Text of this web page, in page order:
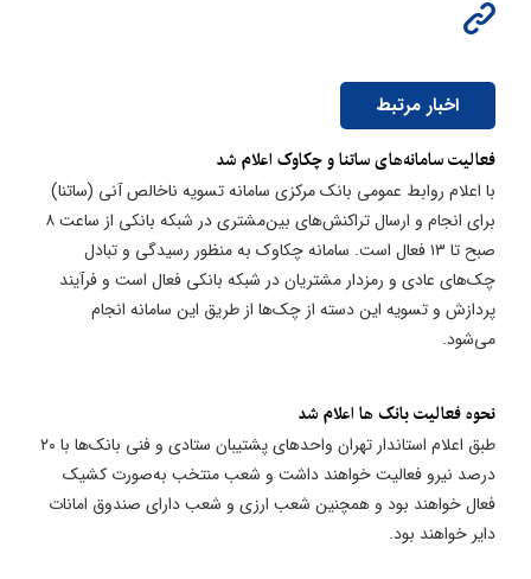
اخبار مرتبط
​فعالیت سامانه‌های ساتنا و چکاوک اعلام شد
با اعلام روابط عمومی بانک مرکزی سامانه تسویه ناخالص آنی (ساتنا)
برای انجام و ارسال تراکنش‌های بین‌مشتری در شبکه بانکی از ساعت ۸
صبح تا ۱۳ فعال است. سامانه چکاوک به منظور رسیدگی و تبادل
چک‌های عادی و رمزدار مشتریان در شبکه بانکی فعال است و فرآیند
پردازش و تسویه این دسته از چک‌ها از طریق این سامانه انجام
می‌شود.
​نحوه فعالیت بانک ها اعلام شد
طبق اعلام استاندار تهران واحدهای پشتیبان ستادی و فنی بانک‌ها با ۲۰
درصد نیرو فعالیت خواهند داشت و شعب منتخب به‌صورت کشیک
فعال خواهند بود و همچنین شعب ارزی و شعب دارای صندوق امانات
دایر خواهند بود.